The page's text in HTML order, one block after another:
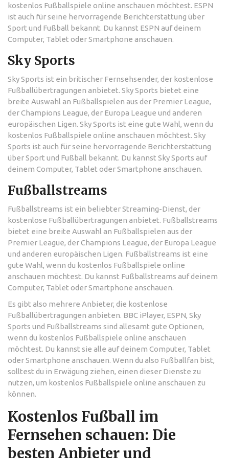
kostenlos Fußballspiele online anschauen möchtest. ESPN
ist auch für seine hervorragende Berichterstattung über
Sport und Fußball bekannt. Du kannst ESPN auf deinem
Computer, Tablet oder Smartphone anschauen.
Sky Sports
Sky Sports ist ein britischer Fernsehsender, der kostenlose
Fußballübertragungen anbietet. Sky Sports bietet eine
breite Auswahl an Fußballspielen aus der Premier League,
der Champions League, der Europa League und anderen
europäischen Ligen. Sky Sports ist eine gute Wahl, wenn du
kostenlos Fußballspiele online anschauen möchtest. Sky
Sports ist auch für seine hervorragende Berichterstattung
über Sport und Fußball bekannt. Du kannst Sky Sports auf
deinem Computer, Tablet oder Smartphone anschauen.
Fußballstreams
Fußballstreams ist ein beliebter Streaming-Dienst, der
kostenlose Fußballübertragungen anbietet. Fußballstreams
bietet eine breite Auswahl an Fußballspielen aus der
Premier League, der Champions League, der Europa League
und anderen europäischen Ligen. Fußballstreams ist eine
gute Wahl, wenn du kostenlos Fußballspiele online
anschauen möchtest. Du kannst Fußballstreams auf deinem
Computer, Tablet oder Smartphone anschauen.
Es gibt also mehrere Anbieter, die kostenlose
Fußballübertragungen anbieten. BBC iPlayer, ESPN, Sky
Sports und Fußballstreams sind allesamt gute Optionen,
wenn du kostenlos Fußballspiele online anschauen
möchtest. Du kannst sie alle auf deinem Computer, Tablet
oder Smartphone anschauen. Wenn du also Fußballfan bist,
solltest du in Erwägung ziehen, einen dieser Dienste zu
nutzen, um kostenlos Fußballspiele online anschauen zu
können.
Kostenlos Fußball im
Fernsehen schauen: Die
besten Anbieter und